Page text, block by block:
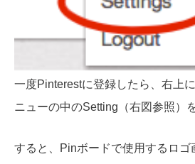
一度Pinterestに登録したら、右上
ニューの中のSetting（右図参照）
すると、Pinボードで使用するロゴ